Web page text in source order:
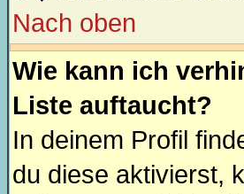
Nach oben
Wie kann ich
Liste auftaucht?
In deinem Profil
du diese aktivierst,